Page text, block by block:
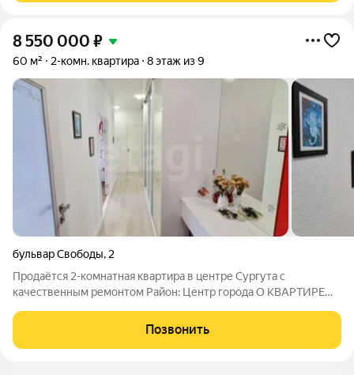
8 550 000 ₽
60 м² 2-комн. квартира 8 этаж из 9
бульвар Свободы, 2
Продаётся 2-комнатная квартира в центре Сургута с
качественным ремонтом Район: Центр города О КВАРТИРЕ
всё готово к заселению «как есть» Продуманная планировка:
большая светлая гостиная и две
Позвонить